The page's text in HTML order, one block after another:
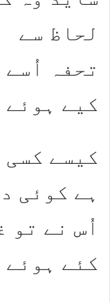
لحاظ سے
تحفہ
کیے ہوئے
کیسے کسی
ہے کوئی
اُس نے تو
کئے ہوئے